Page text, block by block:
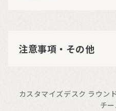
注意事項・その他
カスタマイズデスク ラウン
チ